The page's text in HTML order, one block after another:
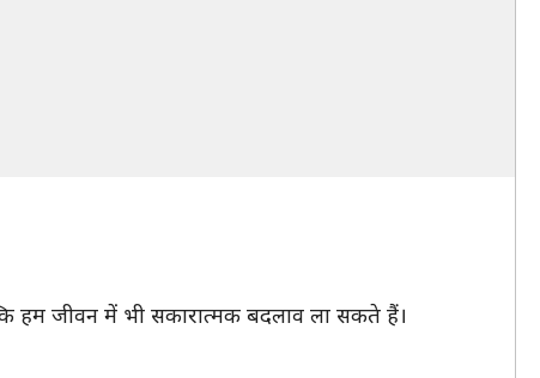
हम जीवन में भी सकारात्मक बदलाव ला सकते हैं।